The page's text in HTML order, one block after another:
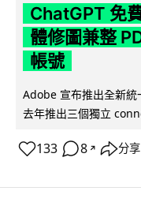
ChatGPT 免
體修圖兼整
帳號
Adobe 宣布推出全新
去年推出三個獨立
133 8 ↗ 分享